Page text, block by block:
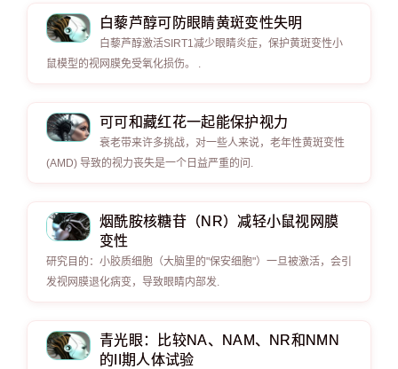
白藜芦醇可防眼睛黄斑变性失明
白藜芦醇激活SIRT1减少眼睛炎症，保护黄斑变性小
鼠模型的视网膜免受氧化损伤。 .
可可和藏红花一起能保护视力
衰老带来许多挑战，对一些人来说，老年性黄斑变性
(AMD) 导致的视力丧失是一个日益严重的问.
烟酰胺核糖苷（NR）减轻小鼠视网膜
变性
研究目的：小胶质细胞（大脑里的"保安细胞"）一旦被激活，会引
发视网膜退化病变，导致眼睛内部发.
青光眼：比较NA、NAM、NR和NMN
的II期人体试验